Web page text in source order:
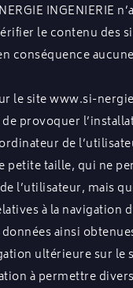
INGENIERIE
le contenu des
conséquence
le sitewww.si-
provoquer
de
petite taille, qui ne
l’utilisateur, mais
à la navigation
ainsi
ultérieure sur le
à permettre